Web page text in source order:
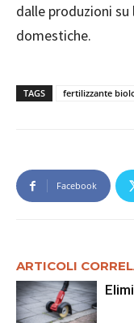
dalle produzioni
domestiche.
TAGS fertilizzante
Facebook
ARTICOLI